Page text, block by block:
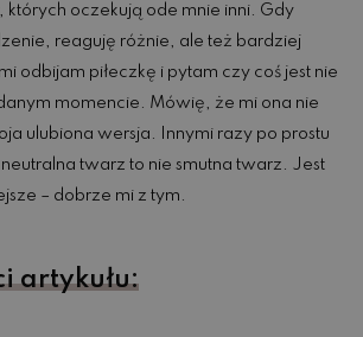
których oczekują ode mnie inni. Gdy
reaguję różnie, ale też bardziej
odbijam piłeczkę i pytam czy coś jest nie
momencie. Mówię, że mi ona nie
ulubiona wersja. Innymi razy po prostu
twarz to nie smutna twarz. Jest
– dobrze mi z tym.
artykułu: